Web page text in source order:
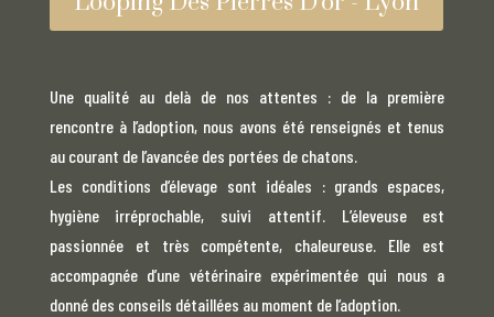
Une qualité au delà de nos attentes : de la première
rencontre à l’adoption, nous avons été renseignés et tenus
au courant de l’avancée des portées de chatons.
Les conditions d’élevage sont idéales : grands espaces,
hygiène irréprochable, suivi attentif. L’éleveuse est
passionnée et très compétente, chaleureuse. Elle est
accompagnée d’une vétérinaire expérimentée qui nous a
donné des conseils détaillées au moment de l’adoption.